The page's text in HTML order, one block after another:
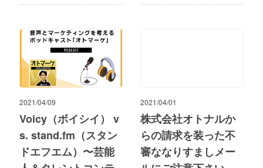
2021/04/09
Voicy（ボイシイ） v
s. stand.fm（スタン
ドエフエム）〜芸能
2021/04/01
株式会社オトナルか
らの請求を装った不
審ななりすましメー